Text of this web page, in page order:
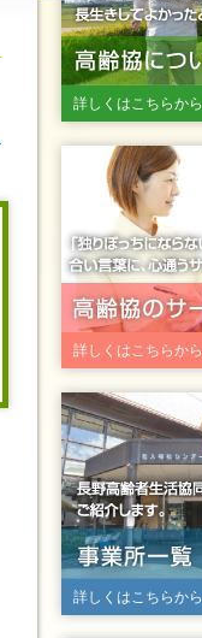
詳しくはこちらから
詳しくはこちらから
詳しくはこちらから